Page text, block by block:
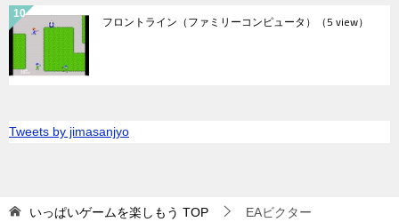
フロントライン（ファミリーコンピュータ） （5 view）
Tweets by jimasanjyo
いっぱいゲームを楽しもう TOP EAビクター